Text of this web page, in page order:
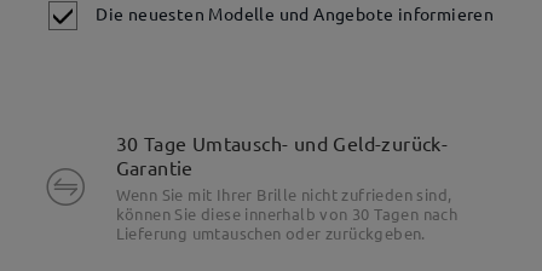
Die neuesten Modelle und Angebote informieren
30 Tage Umtausch- und Geld-zurück-
Garantie
Wenn Sie mit Ihrer Brille nicht zufrieden sind,
können Sie diese innerhalb von 30 Tagen nach
Lieferung umtauschen oder zurückgeben.